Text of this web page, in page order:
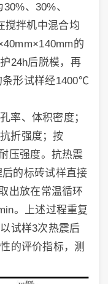
、30%、
搅拌机中混合均
的
24h后脱模，再
形试样经1400℃
率、体积密度；
折强度；按
压强度。抗热震
的标砖试样直接
出放在常温循环
。上述过程重复
试样3次热震后
的评价指标，测